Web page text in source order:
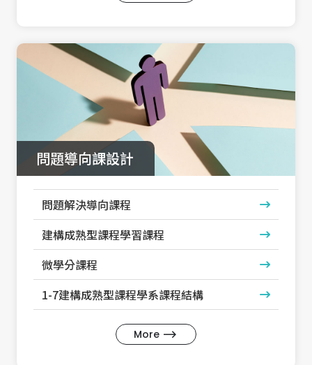
問題導向課設計
問題解決導向課程
建構成熟型課程學習課程
微學分課程
1-7建構成熟型課程學系課程結構
More